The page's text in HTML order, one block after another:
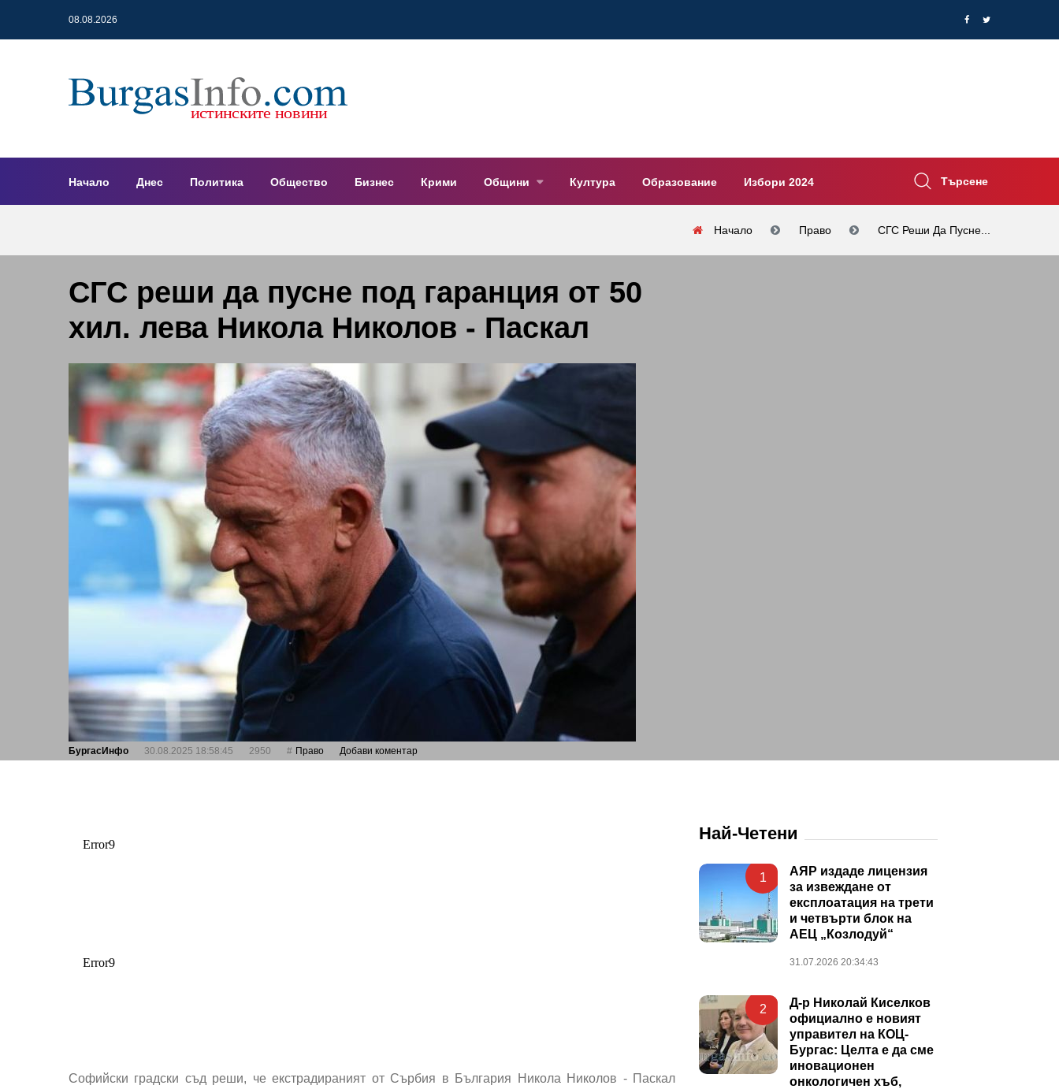
08.08.2026
Начало Днес Политика Общество Бизнес Крими Общини Култура Образование Избори 2024 Търсене
Начало Право СГС Реши Да Пусне...
СГС реши да пусне под гаранция от 50
хил. лева Никола Николов - Паскал
БургасИнфо 30.08.2025 18:58:45 2950 Право Добави коментар
Софийски градски съд реши, че екстрадираният от Сърбия в България Никола Николов - Паскал
Най-Четени
1
АЯР издаде лицензия
за извеждане от
експлоатация на трети
и четвърти блок на
АЕЦ „Козлодуй“
31.07.2026 20:34:43
2
Д-р Николай Киселков
официално е новият
управител на КОЦ-
Бургас: Целта е да сме
иновационен
онкологичен хъб,